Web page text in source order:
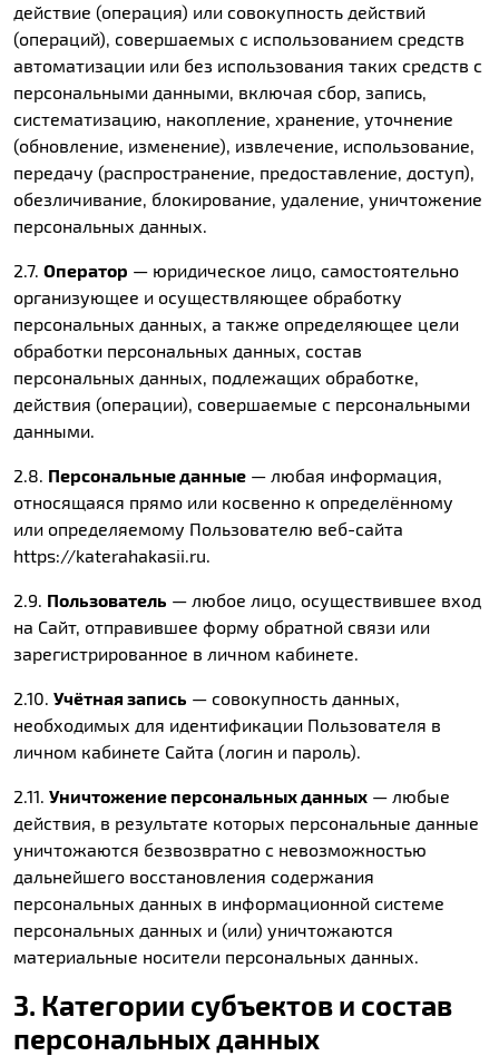
действие (операция) или совокупность действий
(операций), совершаемых с использованием средств
автоматизации или без использования таких средств с
персональными данными, включая сбор, запись,
систематизацию, накопление, хранение, уточнение
(обновление, изменение), извлечение, использование,
передачу (распространение, предоставление, доступ),
обезличивание, блокирование, удаление, уничтожение
персональных данных.
2.7. Оператор — юридическое лицо, самостоятельно
организующее и осуществляющее обработку
персональных данных, а также определяющее цели
обработки персональных данных, состав
персональных данных, подлежащих обработке,
действия (операции), совершаемые с персональными
данными.
2.8. Персональные данные — любая информация,
относящаяся прямо или косвенно к определённому
или определяемому Пользователю веб-сайта
https://katerahakasii.ru.
2.9. Пользователь — любое лицо, осуществившее вход
на Сайт, отправившее форму обратной связи или
зарегистрированное в личном кабинете.
2.10. Учётная запись — совокупность данных,
необходимых для идентификации Пользователя в
личном кабинете Сайта (логин и пароль).
2.11. Уничтожение персональных данных — любые
действия, в результате которых персональные данные
уничтожаются безвозвратно с невозможностью
дальнейшего восстановления содержания
персональных данных в информационной системе
персональных данных и (или) уничтожаются
материальные носители персональных данных.
3. Категории субъектов и состав
персональных данных